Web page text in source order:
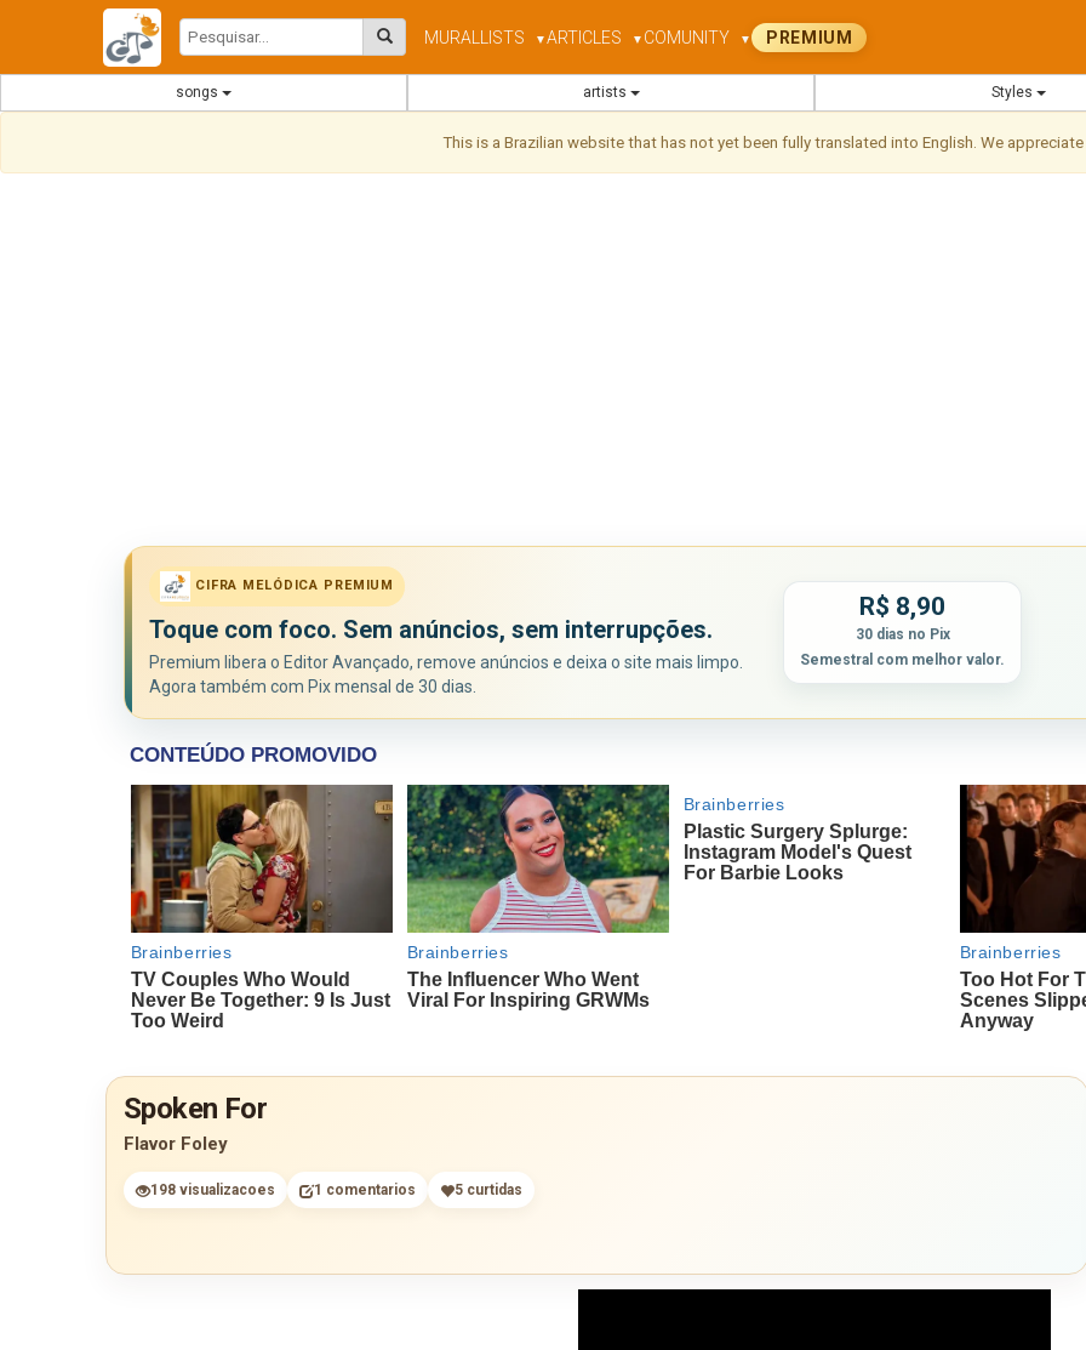
MURAL LISTS ▼ARTICLES ▼ COMUNITY ▼ PREMIUM
songs artists Styles
This is a Brazilian website that has not yet been fully translated into English. We
CIFRA MELÓDICA PREMIUM
Toque com foco. Sem anúncios, sem interrupções.
Premium libera o Editor Avançado, remove anúncios e deixa o site mais limpo.
Agora também com Pix mensal de 30 dias.
R$ 8,90
30 dias no Pix
Semestral com melhor valor.
Spoken For
Flavor Foley
198 visualizacoes 1 comentarios 5 curtidas